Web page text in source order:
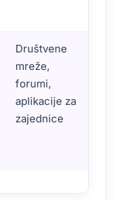
Društvene
mreže,
forumi,
aplikacije za
zajednice